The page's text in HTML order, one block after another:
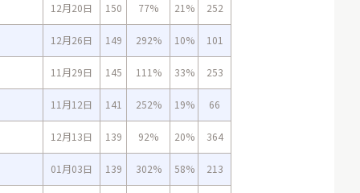
12月20日 150 77% 21% 252
12月26日 149 292% 10% 101
11月29日 145 111% 33% 253
11月12日 141 252% 19% 66
12月13日 139 92% 20% 364
01月03日 139 302% 58% 213